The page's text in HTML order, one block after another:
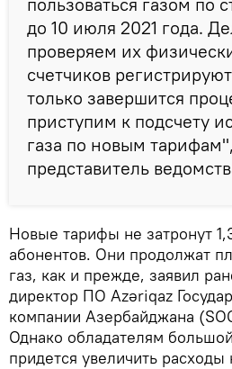
до 10 июля 2021 года.
проверяем их
счетчиков
только завершится
приступим к подсчету
газа по новым
представитель
Новые тарифы не затронут
абонентов. Они продолжат
газ, как и прежде, заявил
директор ПО Azəriqaz
компании Азербайджана
Однако обладателям
придется увеличить расходы